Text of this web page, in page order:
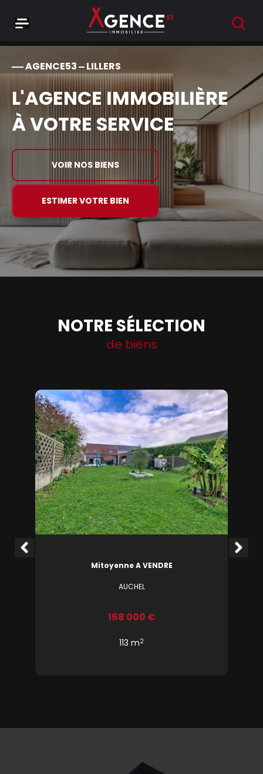
Agence 53
AGENCE53 LILLERS
L'AGENCE IMMOBILIÈRE
À VOTRE SERVICE
VOIR NOS BIENS
ESTIMER VOTRE BIEN
NOTRE SÉLECTION
de biens
Mitoyenne A VENDRE
AUCHEL
168 000 €
113 m2